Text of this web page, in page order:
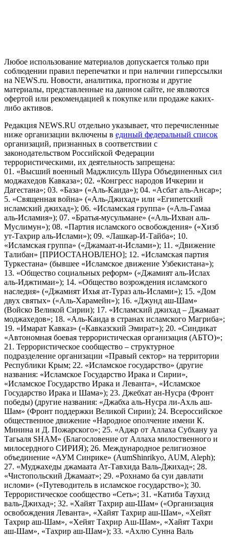
Любое использование материалов допускается только при
соблюдении правил перепечатки и при наличии гиперссылки
на NEWS.ru. Новости, аналитика, прогнозы и другие
материалы, представленные на данном сайте, не являются
офертой или рекомендацией к покупке или продаже каких-
либо активов.
Редакция NEWS.RU отдельно указывает, что перечисленные
ниже организации включены в единый федеральный список
организаций, признанных в соответствии с
законодательством Российской Федерации
террористическими, их деятельность запрещена:
01. «Высший военный Маджлисуль Шура Объединенных сил
моджахедов Кавказа»; 02. «Конгресс народов Ичкерии и
Дагестана»; 03. «База» («Аль-Каида»); 04. «Асбат аль-Ансар»;
5. «Священная война» («Аль-Джихад» или «Египетский
исламский джихад»); 06. «Исламская группа» («Аль-Гамаа
аль-Исламия»); 07. «Братья-мусульмане» («Аль-Ихван аль-
Муслимун»); 08. «Партия исламского освобождения» («Хизб
ут-Тахрир аль-Ислами»); 09. «Лашкар-И-Тайба»; 10.
«Исламская группа» («Джамаат-и-Ислами»); 11. «Движение
Талибан» [ПРИОСТАНОВЛЕНО]; 12. «Исламская партия
Туркестана» (бывшее «Исламское движение Узбекистана»);
13. «Общество социальных реформ» («Джамият аль-Ислах
аль-Иджтимаи»); 14. «Общество возрождения исламского
наследия» («Джамият Ихья ат-Тураз аль-Ислами»); 15. «Дом
двух святых» («Аль-Харамейн»); 16. «Джунд аш-Шам»
(Войско Великой Сирии); 17. «Исламский джихад – Джамаат
моджахедов»; 18. «Аль-Каида в странах исламского Магриба»;
19. «Имарат Кавказ» («Кавказский Эмират»); 20. «Синдикат
«Автономная боевая террористическая организация (АБТО)»;
21. Террористическое сообщество – структурное
подразделение организации «Правый сектор» на территории
Республики Крым; 22. «Исламское государство» (другие
названия: «Исламское Государство Ирака и Сирии»,
«Исламское Государство Ирака и Леванта», «Исламское
Государство Ирака и Шама»); 23. Джебхат ан-Нусра (Фронт
победы) (другие названия: «Джабха аль-Нусра ли-Ахль аш-
Шам» (Фронт поддержки Великой Сирии); 24. Всероссийское
общественное движение «Народное ополчение имени К.
Минина и Д. Пожарского»; 25. «Аджр от Аллаха Субхану уа
Тагьаля SHAM» (Благословение от Аллаха милоственного и
милосердного СИРИЯ); 26. Международное религиозное
объединение «АУМ Синрике» (AumShinrikyo, AUM, Aleph);
27. «Муджахеды джамаата Ат-Тавхида Валь-Джихад»; 28.
«Чистопольский Джамаат»; 29. «Рохнамо ба суи давлати
исломи» («Путеводитель в исламское государство»); 30.
Террористическое сообщество «Сеть»; 31. «Катиба Таухид
валь-Джихад»; 32. «Хайят Тахрир аш-Шам» («Организация
освобождения Леванта», «Хайят Тахрир аш-Шам», «Хейят
Тахрир аш-Шам», «Хейят Тахрир Аш-Шам», «Хайят Тахри
аш-Шам», «Тахрир аш-Шам»); 33. «Ахлю Сунна Валь